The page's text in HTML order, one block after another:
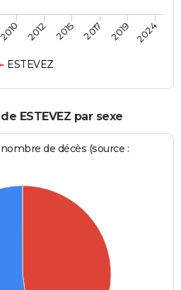
ESTEVEZ
2010 2012 2015 2017 2019 2024
ESTEVEZ par sexe
de décès (source :